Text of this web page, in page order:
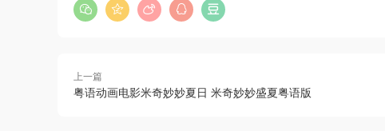
上一篇
粤语动画电影米奇妙妙夏日 米奇妙妙盛夏粤语版